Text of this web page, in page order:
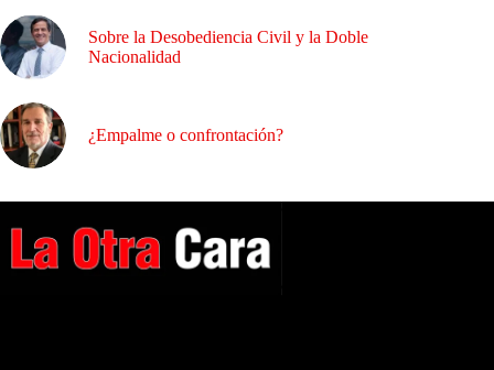
Sobre la Desobediencia Civil y la Doble
Nacionalidad
¿Empalme o confrontación?